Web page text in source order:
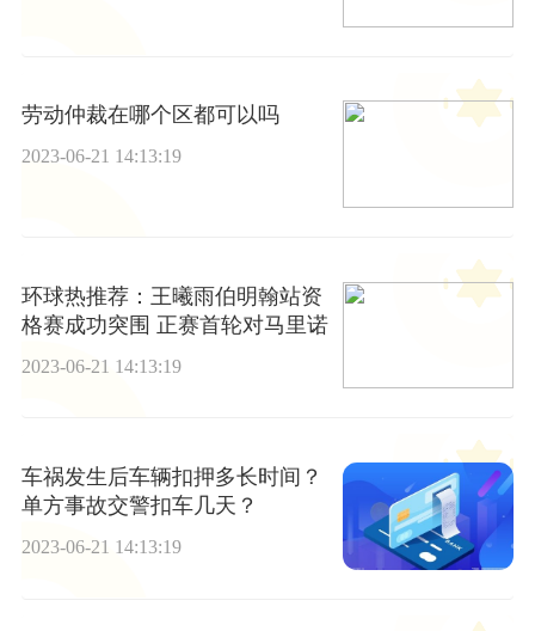
劳动仲裁在哪个区都可以吗
2023-06-21 14:13:19
环球热推荐：王曦雨伯明翰站资
格赛成功突围 正赛首轮对马里诺
2023-06-21 14:13:19
车祸发生后车辆扣押多长时间？
单方事故交警扣车几天？
2023-06-21 14:13:19